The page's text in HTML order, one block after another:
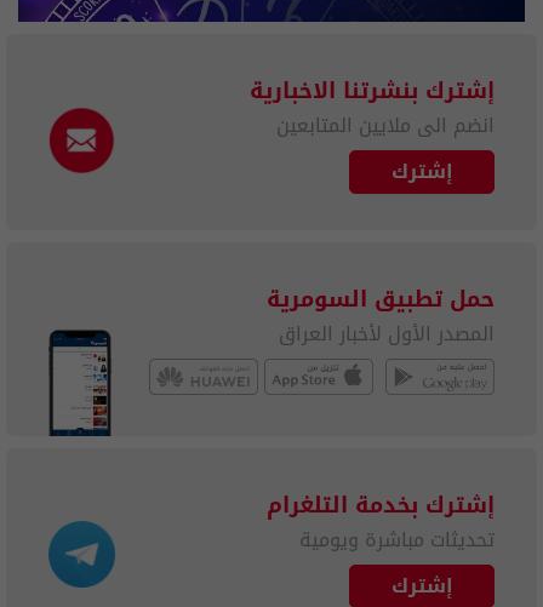
إشترك بنشرتنا الاخبارية
انضم الى ملايين المتابعين
إشترك
حمل تطبيق السومرية
المصدر الأول لأخبار العراق
إشترك بخدمة التلغرام
تحديثات مباشرة ويومية
إشترك